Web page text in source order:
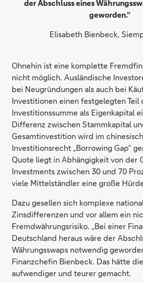
der Abschluss eines
geworden.“
Elisabeth Bienbeck,
Ohnehin ist eine komplette
nicht möglich. Ausländische
bei Neugründungen als auch bei
Investitionen einen festgelegten Teil
Investitionssumme als Eigenkapital
Differenz zwischen Stammkapital
Gesamtinvestition wird im
Investitionsrecht „Borrowing Gap“
Quote liegt in Abhängigkeit von der
Investments zwischen 30 und 70
viele Mittelständler eine große
Dazu gesellen sich komplexe
Zinsdifferenzen und vor allem ein
Fremdwährungsrisiko. „Bei einer
Deutschland heraus wäre der
Währungsswaps notwendig
Finanzchefin Bienbeck. Das hätte
aufwendiger und teurer gemacht.